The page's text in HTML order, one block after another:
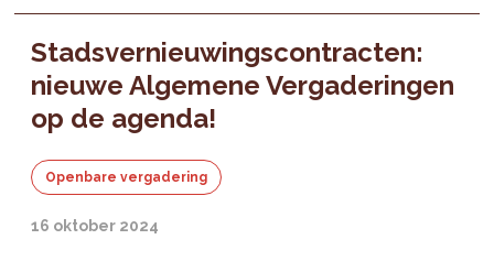
Stadsvernieuwingscontracten:
nieuwe Algemene Vergaderingen
op de agenda!
Openbare vergadering
16 oktober 2024